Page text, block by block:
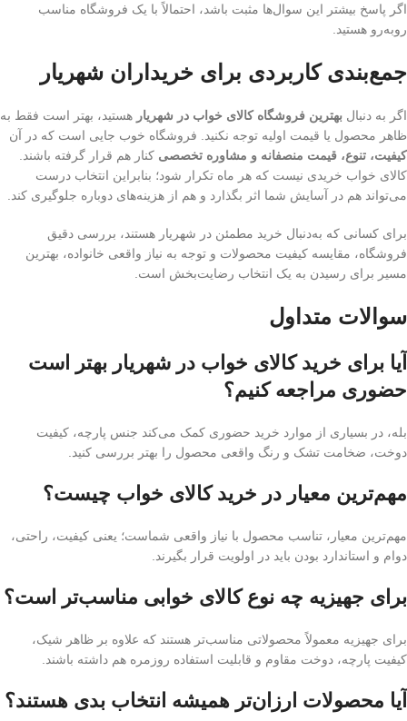
اگر پاسخ بیشتر این سوال‌ها مثبت باشد، احتمالاً با یک فروشگاه مناسب
روبه‌رو هستید.
جمع‌بندی کاربردی برای خریداران شهریار
اگر به دنبال بهترین فروشگاه کالای خواب در شهریار هستید، بهتر است فقط به
ظاهر محصول یا قیمت اولیه توجه نکنید. فروشگاه خوب جایی است که در آن
کیفیت، تنوع، قیمت منصفانه و مشاوره تخصصی کنار هم قرار گرفته باشند.
کالای خواب خریدی نیست که هر ماه تکرار شود؛ بنابراین انتخاب درست
می‌تواند هم در آسایش شما اثر بگذارد و هم از هزینه‌های دوباره جلوگیری کند.
برای کسانی که به‌دنبال خرید مطمئن در شهریار هستند، بررسی دقیق
فروشگاه، مقایسه کیفیت محصولات و توجه به نیاز واقعی خانواده، بهترین
مسیر برای رسیدن به یک انتخاب رضایت‌بخش است.
سوالات متداول
آیا برای خرید کالای خواب در شهریار بهتر است
حضوری مراجعه کنیم؟
بله، در بسیاری از موارد خرید حضوری کمک می‌کند جنس پارچه، کیفیت
دوخت، ضخامت تشک و رنگ واقعی محصول را بهتر بررسی کنید.
مهم‌ترین معیار در خرید کالای خواب چیست؟
مهم‌ترین معیار، تناسب محصول با نیاز واقعی شماست؛ یعنی کیفیت، راحتی،
دوام و استاندارد بودن باید در اولویت قرار بگیرند.
برای جهیزیه چه نوع کالای خوابی مناسب‌تر است؟
برای جهیزیه معمولاً محصولاتی مناسب‌تر هستند که علاوه بر ظاهر شیک،
کیفیت پارچه، دوخت مقاوم و قابلیت استفاده روزمره هم داشته باشند.
آیا محصولات ارزان‌تر همیشه انتخاب بدی هستند؟